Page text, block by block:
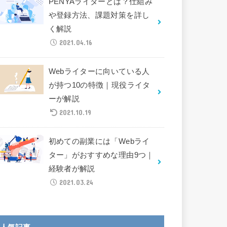
PENYAライターとは？仕組み
や登録方法、課題対策を詳し
く解説
2021.04.16
Webライターに向いている人
が持つ10の特徴｜現役ライタ
ーが解説
2021.10.19
初めての副業には「Webライ
ター」がおすすめな理由9つ｜
経験者が解説
2021.03.24